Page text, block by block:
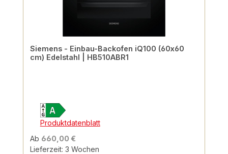
Siemens - Einbau-Backofen iQ100 (60x60
cm) Edelstahl | HB510ABR1
Produktdatenblatt
Ab 660,00 €
Lieferzeit: 3 Wochen